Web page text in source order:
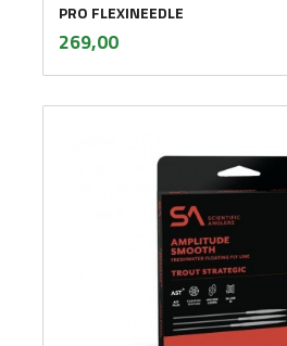
PRO FLEXINEEDLE
Pris
269,00mva.